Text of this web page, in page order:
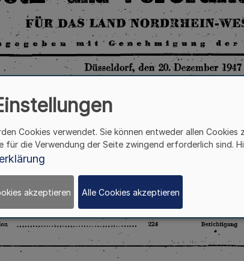
Cookies verwendet. Sie können entweder allen Cookies
für die Verwendung der Seite zwingend erforderlich sind.
akzeptieren Alle Cookies akzeptieren